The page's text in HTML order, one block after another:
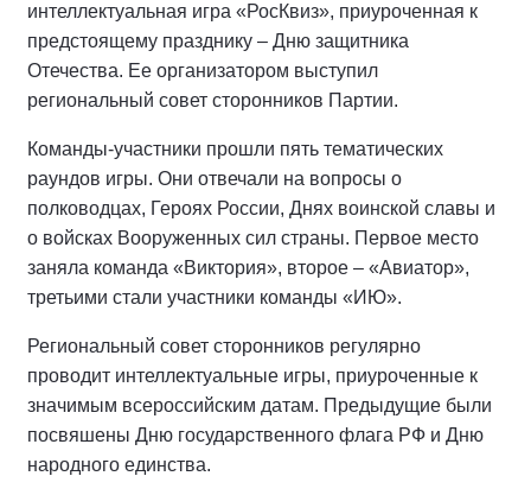
интеллектуальная игра «РосКвиз», приуроченная к
предстоящему празднику – Дню защитника
Отечества. Ее организатором выступил
региональный совет сторонников Партии.
Команды-участники прошли пять тематических
раундов игры. Они отвечали на вопросы о
полководцах, Героях России, Днях воинской славы и
о войсках Вооруженных сил страны. Первое место
заняла команда «Виктория», второе – «Авиатор»,
третьими стали участники команды «ИЮ».
Региональный совет сторонников регулярно
проводит интеллектуальные игры, приуроченные к
значимым всероссийским датам. Предыдущие были
посвяшены Дню государственного флага РФ и Дню
народного единства.